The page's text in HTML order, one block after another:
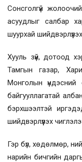
Сонсголгүй
асуудлыг салбар
шуурхай
Хууль зүй, дотоод
Тамгын газар,
Монголын
байгууллагатай
бэрхшээлтэй
шийдвэрлүүлэх
Гэр бүл, хөдөлмөр,
нарийн бичгийн